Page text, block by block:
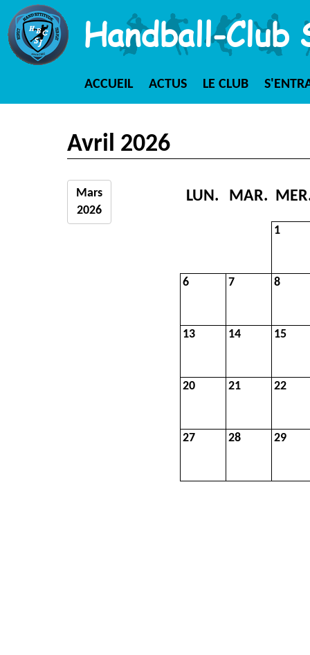
Handball-Club
ACCUEIL ACTUS LE CLUB
Avril 2026
Mars
2026
LUN. MAR.
1
6 7 8
13 14 15
20 21 22
27 28 29